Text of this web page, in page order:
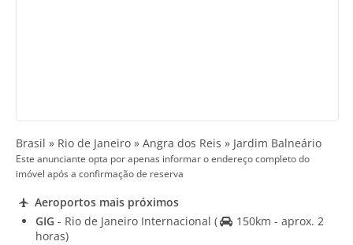
Brasil » Rio de Janeiro » Angra dos Reis » Jardim Balneário
Este anunciante opta por apenas informar o endereço completo do
imóvel após a confirmação de reserva
Aeroportos mais próximos
GIG - Rio de Janeiro Internacional (
150km - aprox. 2
horas)